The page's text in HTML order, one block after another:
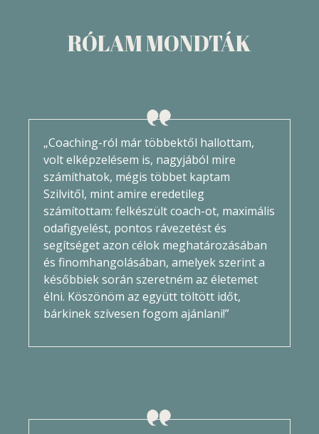
RÓLAM MONDTÁK
„Coaching-ról már többektől hallottam,
volt elképzelésem is, nagyjából mire
számíthatok, mégis többet kaptam
Szilvitől, mint amire eredetileg
számítottam: felkészült coach-ot, maximális
odafigyelést, pontos rávezetést és
segítséget azon célok meghatározásában
és finomhangolásában, amelyek szerint a
későbbiek során szeretném az életemet
élni. Köszönöm az együtt töltött időt,
bárkinek szívesen fogom ajánlani!”